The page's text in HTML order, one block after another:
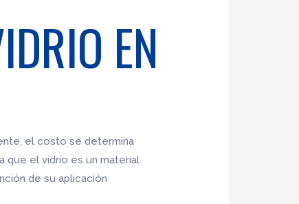
EN
el costo se determina
que el vidrio es un material
de su aplicación